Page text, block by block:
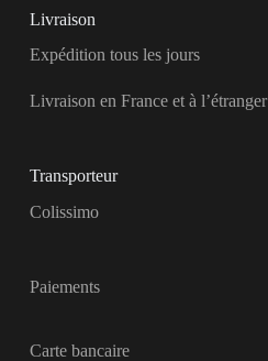
Livraison
Expédition tous les jours
Livraison en France et à l’étranger
Transporteur
Colissimo
Paiements
Carte bancaire